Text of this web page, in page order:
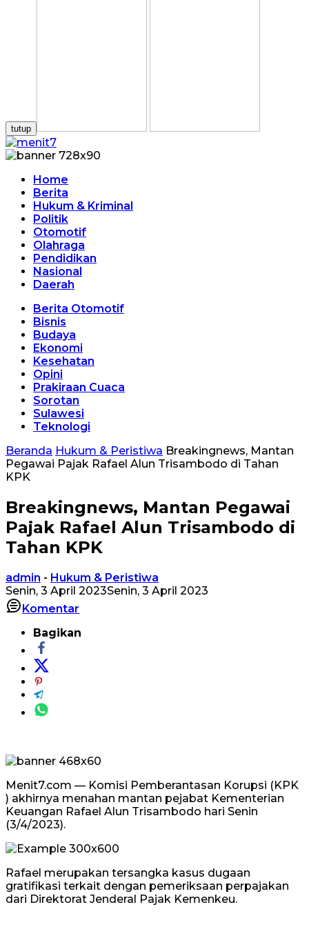
tutup
Home
Berita
Hukum & Kriminal
Politik
Otomotif
Olahraga
Pendidikan
Nasional
Daerah
Berita Otomotif
Bisnis
Budaya
Ekonomi
Kesehatan
Opini
Prakiraan Cuaca
Sorotan
Sulawesi
Teknologi
Beranda Hukum & Peristiwa Breakingnews, Mantan
Pegawai Pajak Rafael Alun Trisambodo di Tahan
KPK
Breakingnews, Mantan Pegawai
Pajak Rafael Alun Trisambodo di
Tahan KPK
admin - Hukum & Peristiwa
Senin, 3 April 2023Senin, 3 April 2023
Komentar
Bagikan
Menit7.com — Komisi Pemberantasan Korupsi (KPK
) akhirnya menahan mantan pejabat Kementerian
Keuangan Rafael Alun Trisambodo hari Senin
(3/4/2023).
Rafael merupakan tersangka kasus dugaan
gratifikasi terkait dengan pemeriksaan perpajakan
dari Direktorat Jenderal Pajak Kemenkeu.